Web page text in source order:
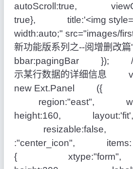
autoScroll:true,
true}, title:'<img
width:auto;" src="images/
新功能版系列之--阅增
bbar:pagingBar }); //
示某行数据的详细信息
new Ext.Panel ({
region:"east",
height:160,
resizable:false,
{